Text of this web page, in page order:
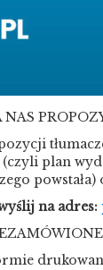
plan
powstała)
na adres: